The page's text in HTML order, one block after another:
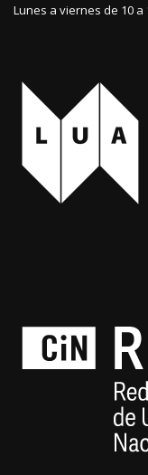
Lunes a viernes de 10 a